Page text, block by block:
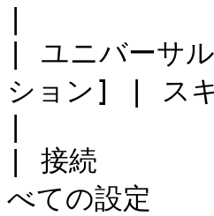
| ユニバーサ
ション] | スキ
| 接続
べての設定